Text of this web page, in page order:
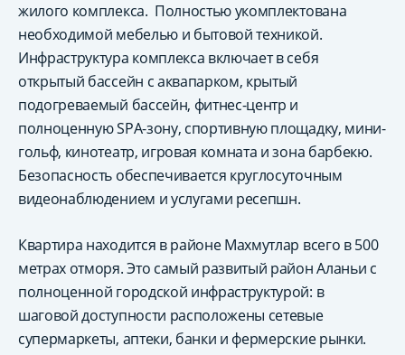
жилого комплекса. Полностью укомплектована
необходимой мебелью и бытовой техникой.
Инфраструктура комплекса включает в себя
открытый бассейн с аквапарком, крытый
подогреваемый бассейн, фитнес-центр и
полноценную SPA-зону, спортивную площадку, мини-
гольф, кинотеатр, игровая комната и зона барбекю.
Безопасность обеспечивается круглосуточным
видеонаблюдением и услугами ресепшн.
Квартира находится в районе Махмутлар всего в 500
метрах отморя. Это самый развитый район Аланьи с
полноценной городской инфраструктурой: в
шаговой доступности расположены сетевые
супермаркеты, аптеки, банки и фермерские рынки.